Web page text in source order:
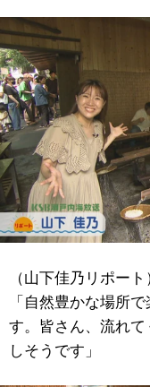
（山下佳乃リポート
「自然豊かな場所
す。皆さん、流れ
しそうです」